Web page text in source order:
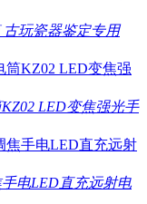
古玩瓷器鉴定专用
LED变焦强光手
电LED直充远射电